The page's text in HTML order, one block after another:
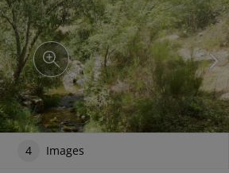
4 Images